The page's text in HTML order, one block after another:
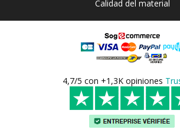
Calidad del material
4,7/5 con +1,3K opiniones